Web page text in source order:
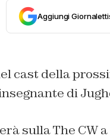
Aggiungi
cast della
di
sulla The CW